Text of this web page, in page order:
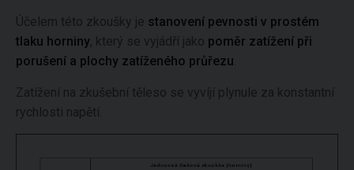
Účelem této zkoušky je stanovení pevnosti v prostém
tlaku horniny, který se vyjádří jako poměr zatížení při
porušení a plochy zatíženého průřezu
Zatížení na zkušební těleso se vyvíjí plynule za konstantní
rychlosti napětí.